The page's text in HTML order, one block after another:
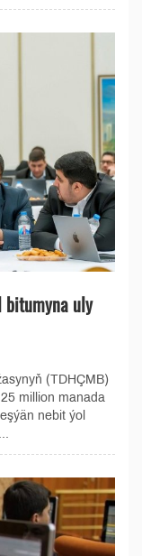
bitumyna uly
(TDHÇMB)
million manada
nebit ýol